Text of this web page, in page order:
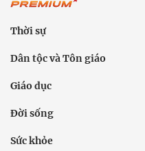
Thời sự
Dân tộc và Tôn giáo
Giáo dục
Đời sống
Sức khỏe